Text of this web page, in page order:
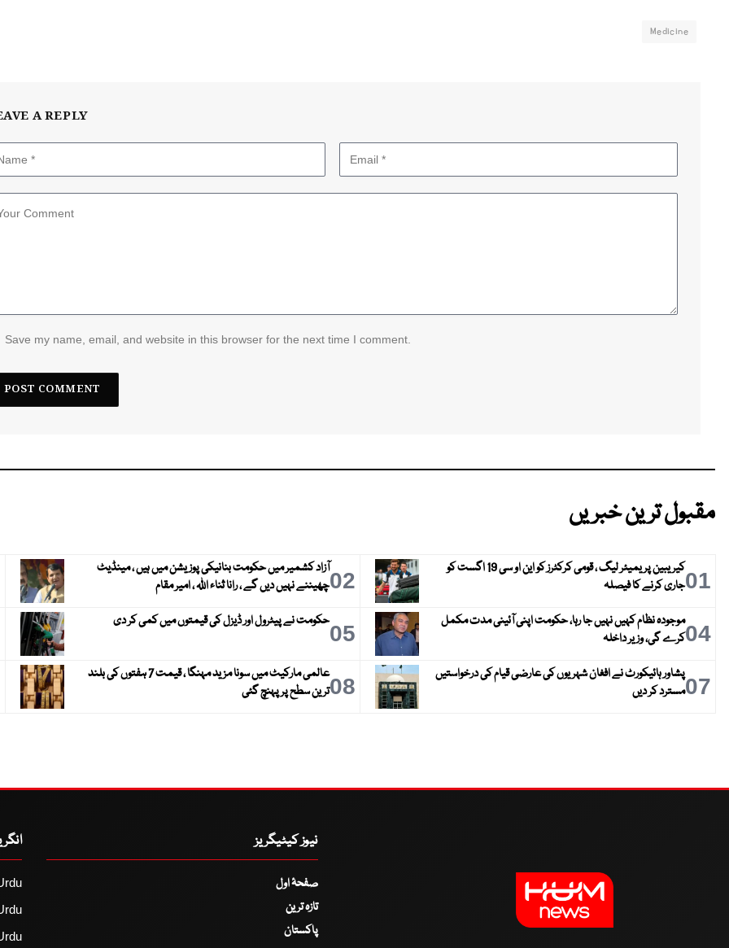
Medicine
A REPLY
Save my name, email, and website in this browser for the next time I comment.
مقبول ترین خبریں
01
کیریبین پریمیئر لیگ ، قومی کرکٹرز کو این او سی 19 اگست کو
جاری کرنے کا فیصلہ
02آزاد کشمیر میں حکومت بنانیکی پوزیشن میں ہیں ، مینڈیٹ
چھیننے نہیں دیں گے ، رانا ثناء اللہ ، امیر مقام
04موجودہ نظام کہیں نہیں جا رہا، حکومت اپنی آئینی مدت مکمل
کرے گی، وزیر داخلہ
05حکومت نے پیٹرول اور ڈیزل کی قیمتوں میں کمی کر دی
07پشاور ہائیکورٹ نے افغان شہریوں کی عارضی قیام کی درخواستیں
مسترد کر دیں
08
عالمی مارکیٹ میں سونا مزید مہنگا ، قیمت 7 ہفتوں کی بلند
ترین سطح پر پہنچ گئی
نیوز کیٹیگریز
صفحۂ اول
تازہ ترین
پاکستان